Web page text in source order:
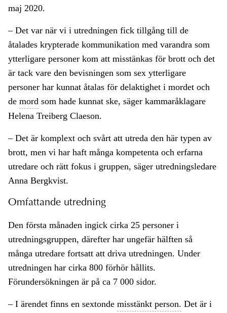
maj 2020.
– Det var när vi i utredningen fick tillgång till de
åtalades krypterade kommunikation med varandra som
ytterligare personer kom att misstänkas för brott och det
är tack vare den bevisningen som sex ytterligare
personer har kunnat åtalas för delaktighet i mordet och
de mord som hade kunnat ske, säger kammaråklagare
Helena Treiberg Claeson.
– Det är komplext och svårt att utreda den här typen av
brott, men vi har haft många kompetenta och erfarna
utredare och rätt fokus i gruppen, säger utredningsledare
Anna Bergkvist.
Omfattande utredning
Den första månaden ingick cirka 25 personer i
utredningsgruppen, därefter har ungefär hälften så
många utredare fortsatt att driva utredningen. Under
utredningen har cirka 800 förhör hållits.
Förundersökningen är på ca 7 000 sidor.
– I ärendet finns en sextonde misstänkt person. Det är i